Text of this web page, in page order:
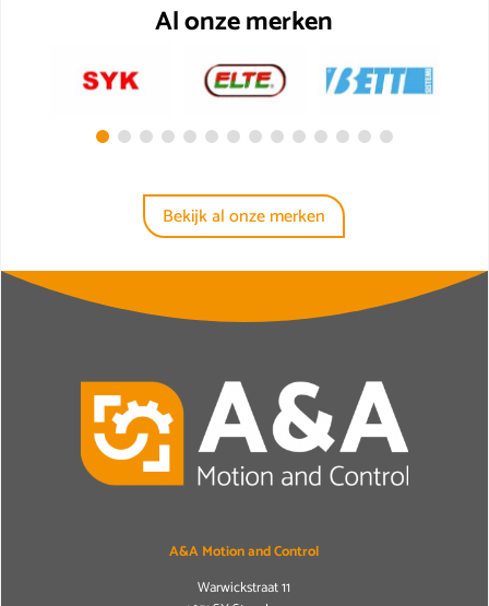
Al onze merken
Bekijk al onze merken
A&A Motion and Control
Warwickstraat 11